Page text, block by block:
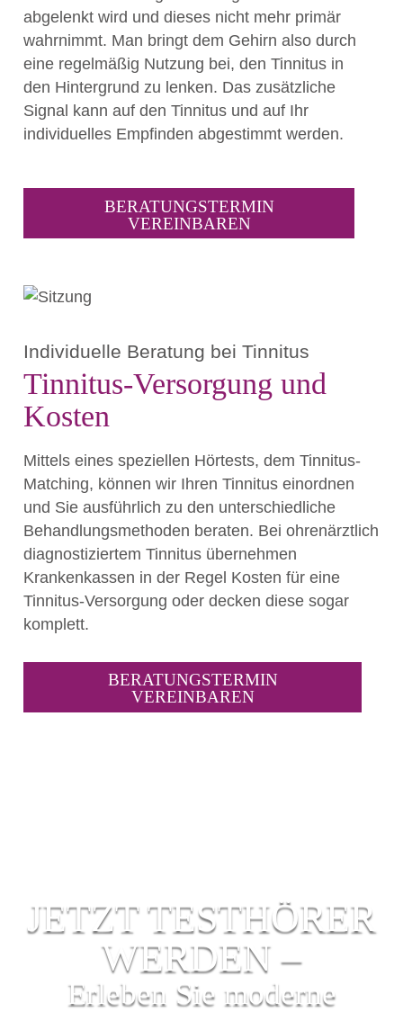
abgelenkt wird und dieses nicht mehr primär
wahrnimmt. Man bringt dem Gehirn also durch
eine regelmäßig Nutzung bei, den Tinnitus in
den Hintergrund zu lenken. Das zusätzliche
Signal kann auf den Tinnitus und auf Ihr
individuelles Empfinden abgestimmt werden.
BERATUNGSTERMIN
VEREINBAREN
Individuelle Beratung bei Tinnitus
Tinnitus-Versorgung und
Kosten
Mittels eines speziellen Hörtests, dem Tinnitus-
Matching, können wir Ihren Tinnitus einordnen
und Sie ausführlich zu den unterschiedliche
Behandlungsmethoden beraten. Bei ohrenärztlich
diagnostiziertem Tinnitus übernehmen
Krankenkassen in der Regel Kosten für eine
Tinnitus-Versorgung oder decken diese sogar
komplett.
BERATUNGSTERMIN
VEREINBAREN
JETZT TESTHÖRER
WERDEN –
Erleben Sie moderne